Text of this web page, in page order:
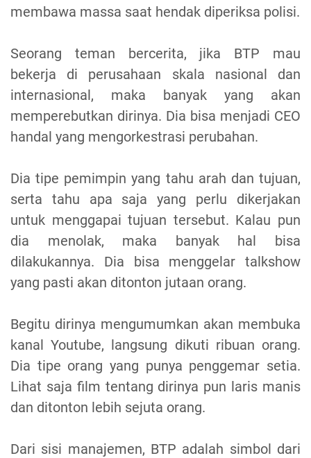
membawa massa saat hendak diperiksa polisi.
Seorang teman bercerita, jika BTP mau
bekerja di perusahaan skala nasional dan
internasional, maka banyak yang akan
memperebutkan dirinya. Dia bisa menjadi CEO
handal yang mengorkestrasi perubahan.
Dia tipe pemimpin yang tahu arah dan tujuan,
serta tahu apa saja yang perlu dikerjakan
untuk menggapai tujuan tersebut. Kalau pun
dia menolak, maka banyak hal bisa
dilakukannya. Dia bisa menggelar talkshow
yang pasti akan ditonton jutaan orang.
Begitu dirinya mengumumkan akan membuka
kanal Youtube, langsung dikuti ribuan orang.
Dia tipe orang yang punya penggemar setia.
Lihat saja film tentang dirinya pun laris manis
dan ditonton lebih sejuta orang.
Dari sisi manajemen, BTP adalah simbol dari